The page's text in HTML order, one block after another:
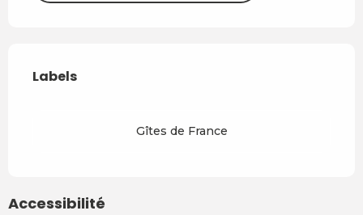
Labels
Labels
Gîtes de France
Accessibilité